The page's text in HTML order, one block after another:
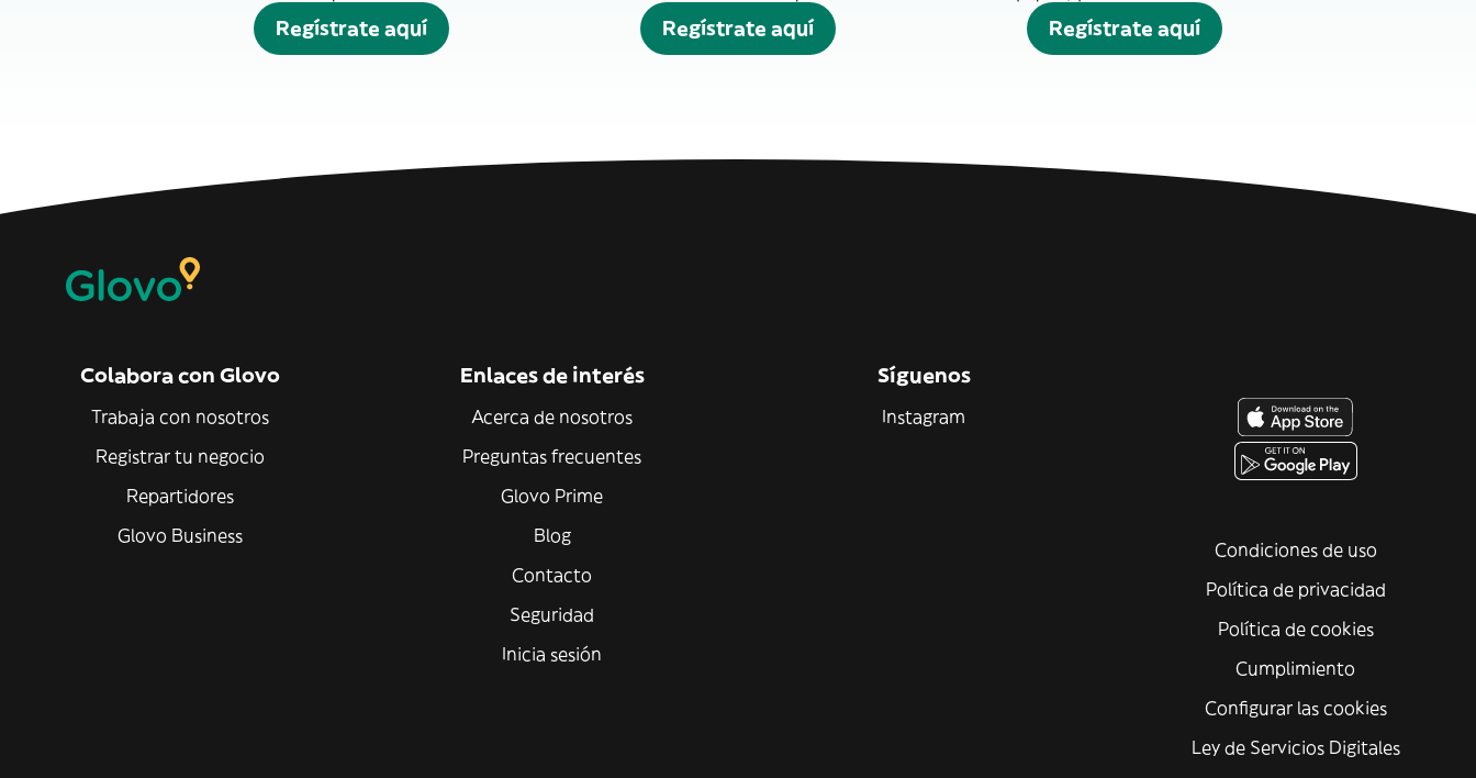
Regístrate aquí Regístrate aquí Regístrate aquí
Colabora con Glovo
Trabaja con nosotros
Registrar tu negocio
Repartidores
Glovo Business
Enlaces de interés
Acerca de nosotros
Preguntas frecuentes
Glovo Prime
Blog
Contacto
Seguridad
Inicia sesión
Síguenos
Instagram
Condiciones de uso
Política de privacidad
Política de cookies
Cumplimiento
Configurar las cookies
Ley de Servicios Digitales